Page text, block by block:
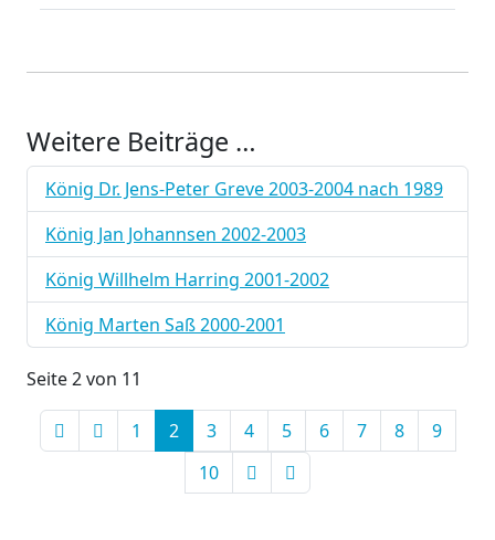
Weitere Beiträge …
König Dr. Jens-Peter Greve 2003-2004 nach 1989
König Jan Johannsen 2002-2003
König Willhelm Harring 2001-2002
König Marten Saß 2000-2001
Seite 2 von 11
1 2 3 4 5 6 7 8
9
10